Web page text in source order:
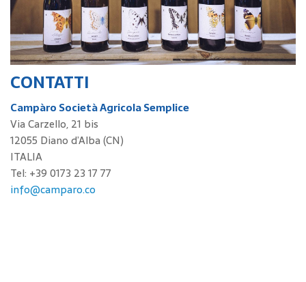
CONTATTI
Campàro Società Agricola Semplice
Via Carzello, 21 bis
12055 Diano d’Alba (CN)
ITALIA
Tel: +39 0173 23 17 77
info@camparo.co